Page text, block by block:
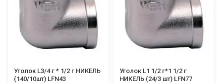
Уголок L3/4 г * 1/2 г НИКЕЛЬ
(140/10шт) LFN43
Уголок L1 1/2 г*1 1/2 г
НИКЕЛЬ (24/3 шт) LFN77